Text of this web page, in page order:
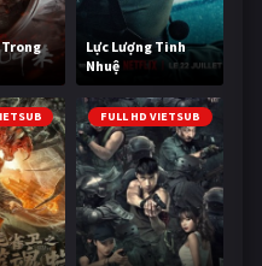
Trong
Lực Lượng Tinh
Nhuệ
FULL HD VIETSUB